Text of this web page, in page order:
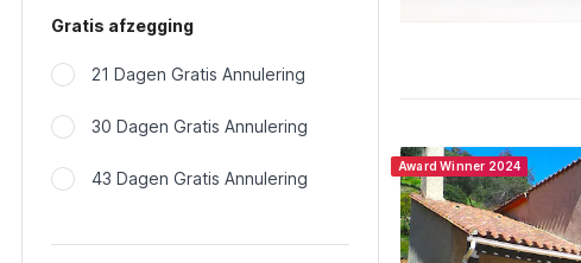
Gratis afzegging
21 Dagen Gratis Annulering
30 Dagen Gratis Annulering
43 Dagen Gratis Annulering
Award Winner 2024